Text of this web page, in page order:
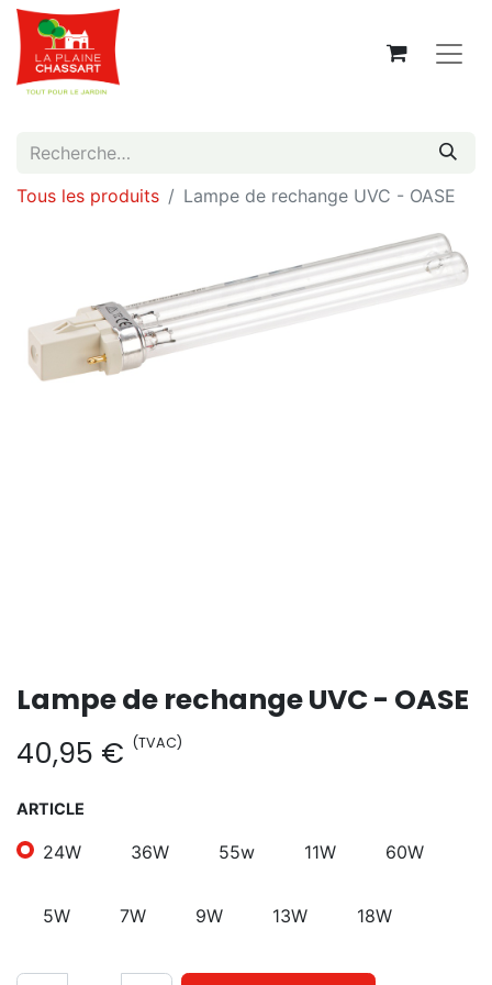
Tous les produits Lampe de rechange UVC - OASE
Lampe de rechange UVC - OASE
40,95 € (TVAC)
ARTICLE
24W 36W 55w 11W 60W
5W 7W 9W 13W 18W